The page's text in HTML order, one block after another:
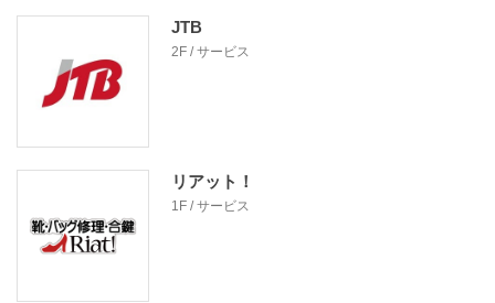
JTB
2F / サービス
リアット！
1F / サービス